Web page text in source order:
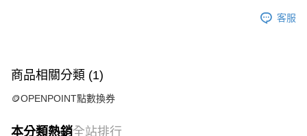
客服
商品相關分類 (1)
🪙OPENPOINT點數換券
本分類熱銷全站排行